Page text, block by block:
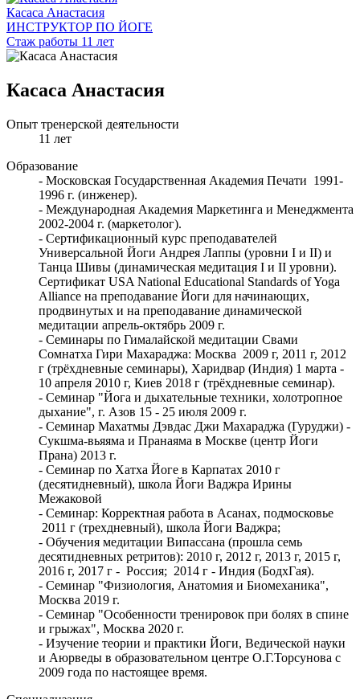
Касаса Анастасия
ИНСТРУКТОР ПО ЙОГЕ
Стаж работы 11 лет
Касаса Анастасия
Опыт тренерской деятельности
11 лет
Образование
- Московская Государственная Академия Печати 1991-
1996 г. (инженер).
- Международная Академия Маркетинга и Менеджмента
2002-2004 г. (маркетолог).
- Сертификационный курс преподавателей
Универсальной Йоги Андрея Лаппы (уровни I и II) и
Танца Шивы (динамическая медитация I и II уровни).
Сертификат USA National Educational Standards of Yoga
Alliance на преподавание Йоги для начинающих,
продвинутых и на преподавание динамической
медитации апрель-октябрь 2009 г.
- Семинары по Гималайской медитации Свами
Сомнатха Гири Махараджа: Москва 2009 г, 2011 г, 2012
г (трёхдневные семинары), Харидвар (Индия) 1 марта -
10 апреля 2010 г, Киев 2018 г (трёхдневные семинар).
- Семинар "Йога и дыхательные техники, холотропное
дыхание", г. Азов 15 - 25 июля 2009 г.
- Семинар Махатмы Дэвдас Джи Махараджа (Гуруджи) -
Сукшма-вьяяма и Пранаяма в Москве (центр Йоги
Прана) 2013 г.
- Семинар по Хатха Йоге в Карпатах 2010 г
(десятидневный), школа Йоги Ваджра Ирины
Межаковой
- Семинар: Корректная работа в Асанах, подмосковье
2011 г (трехдневный), школа Йоги Ваджра;
- Обучения медитации Випассана (прошла семь
десятидневных ретритов): 2010 г, 2012 г, 2013 г, 2015 г,
2016 г, 2017 г - Россия; 2014 г - Индия (БодхГая).
- Семинар "Физиология, Анатомия и Биомеханика",
Москва 2019 г.
- Семинар "Особенности тренировок при болях в спине
и грыжах", Москва 2020 г.
- Изучение теории и практики Йоги, Ведической науки
и Аюрведы в образовательном центре О.Г.Торсунова с
2009 года по настоящее время.